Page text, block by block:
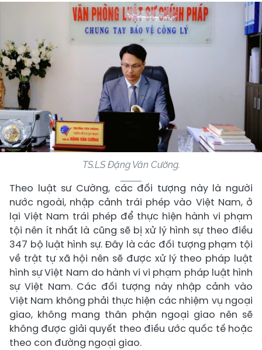
TS.LS Đặng Văn Cường.
Theo luật sư Cường, các đối tượng này là người
nước ngoài, nhập cảnh trái phép vào Việt Nam, ở
lại Việt Nam trái phép để thực hiện hành vi phạm
tội nên ít nhất là cũng sẽ bị xử lý hình sự theo điều
347 bộ luật hình sự. Đây là các đối tượng phạm tội
về trật tự xã hội nên sẽ được xử lý theo pháp luật
hình sự Việt Nam do hành vi vi phạm pháp luật hình
sự Việt Nam. Các đối tượng này nhập cảnh vào
Việt Nam không phải thực hiện các nhiệm vụ ngoại
giao, không mang thân phận ngoại giao nên sẽ
không được giải quyết theo điều ước quốc tế hoặc
theo con đường ngoại giao.